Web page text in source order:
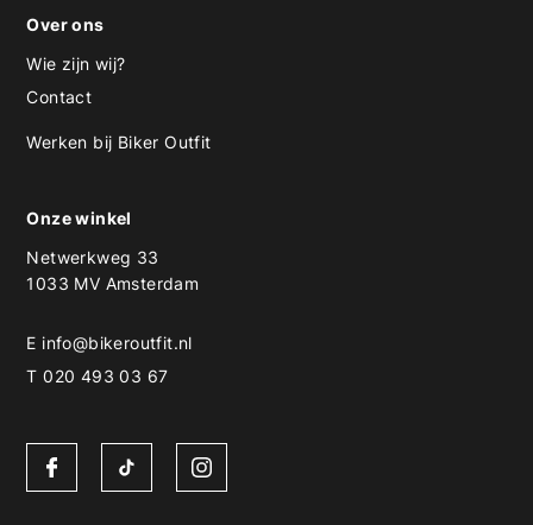
Over ons
Wie zijn wij?
Contact
Werken bij Biker Outfit
Onze winkel
Netwerkweg 33
1033 MV Amsterdam
E info@bikeroutfit.nl
T 020 493 03 67